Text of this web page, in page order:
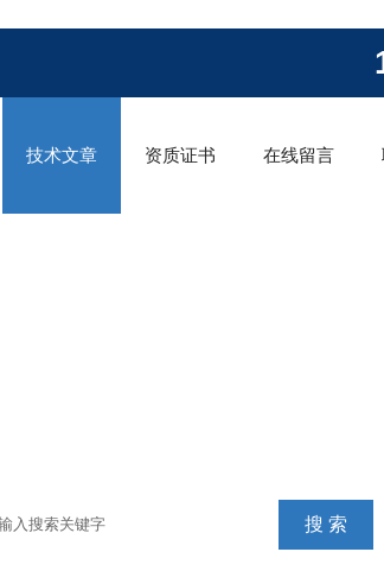
技术文章 资质证书 在线留言